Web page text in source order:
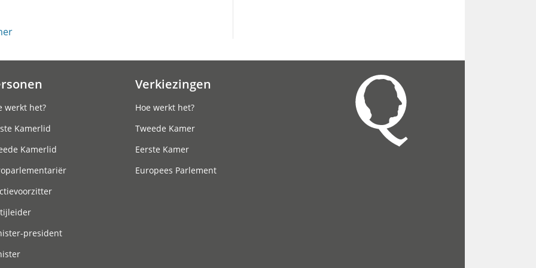
werkt het?
Kamerlid
Kamerlid
president
Verkiezingen
Hoe werkt het?
Tweede Kamer
Eerste Kamer
Europees Parlement